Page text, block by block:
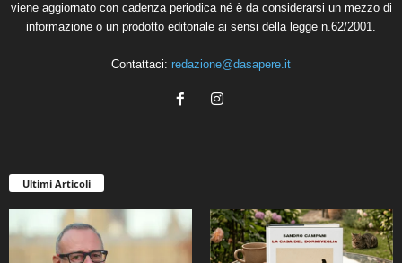
viene aggiornato con cadenza periodica né è da considerarsi un mezzo di
informazione o un prodotto editoriale ai sensi della legge n.62/2001.
Contattaci: redazione@dasapere.it
Ultimi Articoli